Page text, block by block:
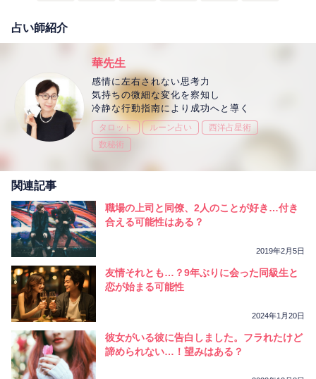
占い師紹介
華先生
感情に左右されない思考力
気持ちの微細な変化を察知し
冷静な行動指南により成功へと導く
タロット ルーン占い
西洋占星術
数秘術
関連記事
職場の上司と同僚、2人のことが好き…付き
合える可能性はある？
2019年2月5日
友情それとも…？9年ぶりに会った同級生と
恋が始まる可能性
2024年1月20日
彼女がいる彼に告白しました。フラれたけど
諦められない…！望みはある？